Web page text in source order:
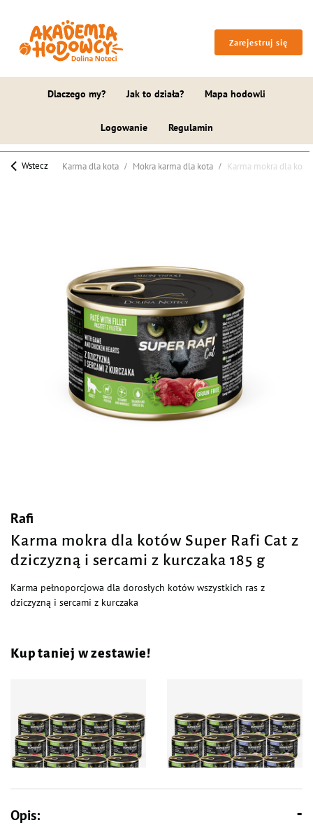
Zarejestruj się
Dlaczego my? Jak to działa? Mapa hodowli
Logowanie Regulamin
Wstecz Karma dla kota Mokra karma dla kota Karma mokra dla
Rafi
Karma mokra dla kotów Super Rafi Cat z
dziczyzną i sercami z kurczaka 185 g
Karma pełnoporcjowa dla dorosłych kotów wszystkich ras z
dziczyzną i sercami z kurczaka
Kup taniej w zestawie!
Opis: